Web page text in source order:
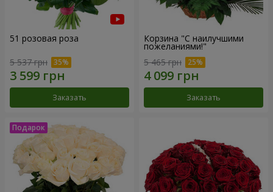
51 розовая роза
5 537 грн
Заказать
Корзина "С наилучшими
пожеланиями!"
5 465 грн
Заказать